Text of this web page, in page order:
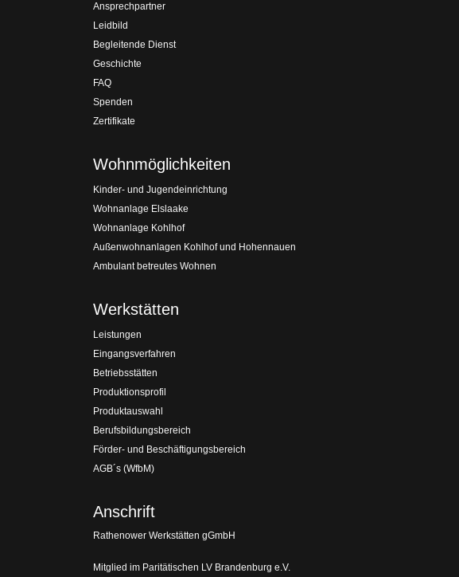
Ansprechpartner
Leidbild
Begleitende Dienst
Geschichte
FAQ
Spenden
Zertifikate
Wohnmöglichkeiten
Kinder- und Jugendeinrichtung
Wohnanlage Elslaake
Wohnanlage Kohlhof
Außenwohnanlagen Kohlhof und Hohennauen
Ambulant betreutes Wohnen
Werkstätten
Leistungen
Eingangsverfahren
Betriebsstätten
Produktionsprofil
Produktauswahl
Berufsbildungsbereich
Förder- und Beschäftigungsbereich
AGB´s (WfbM)
Anschrift
Rathenower Werkstätten gGmbH
Mitglied im Paritätischen LV Brandenburg e.V.